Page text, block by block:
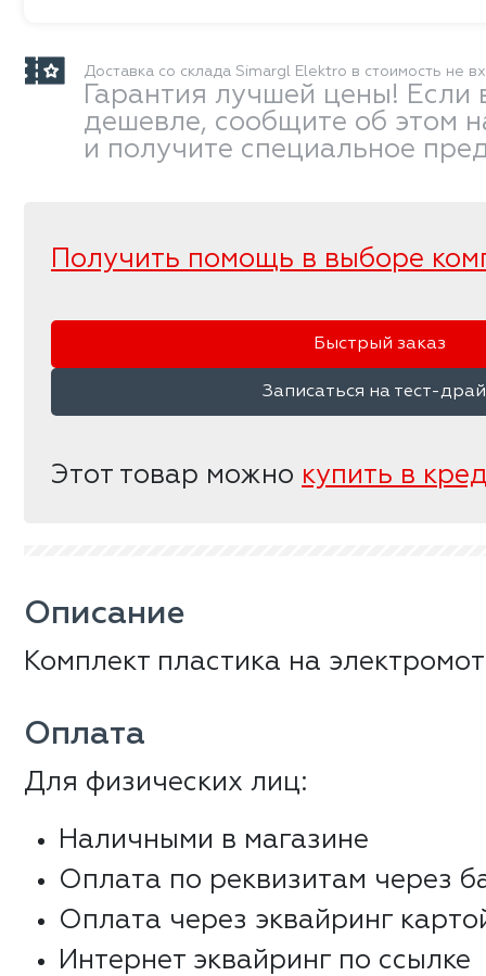
Доставка со склада Simargl Elektro в стоимость не
Гарантия лучшей цены! Если
дешевле, сообщите об этом
и получите специальное
Получить помощь в выборе
Быстрый заказ
Записаться на тест-
Этот товар можно купить в
Описание
Комплект пластика на
Оплата
Для физических лиц:
Наличными в магазине
Оплата по реквизитам через
Оплата через эквайринг
Интернет эквайринг по ссылке